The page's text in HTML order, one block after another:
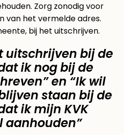
Zorg zonodig voor
van het vermelde adres.
bij het uitschrijven.
uitschrijven bij de
ik nog bij de
en “Ik wil
staan bij de
ik mijn KVK
aanhouden”